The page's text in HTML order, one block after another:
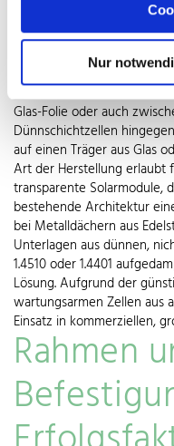
Nur
und Ausrichtung erlaubt.
mit Dickschicht- oder
nach Leistung,
Farbe offen. Für starre
Solarzellen alternativ
Glas-Folie oder auch
Dünnschichtzellen
auf einen Träger aus Glas
Art der Herstellung erlaubt
transparente Solarmodule,
bestehende Architektur
bei Metalldächern aus
Unterlagen aus dünnen,
1.4510 oder 1.4401
Lösung. Aufgrund der
wartungsarmen Zellen aus
Einsatz in kommerziellen,
Rahmen